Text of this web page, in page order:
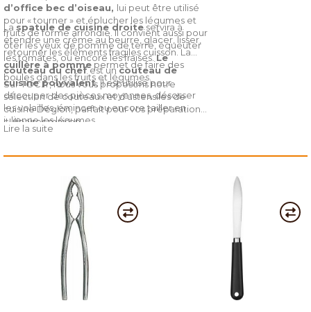
d’office bec d’oiseau, lui peut être utilisé
pour « tourner » et éplucher les légumes et
fruits de forme arrondie. Il convient aussi pour
ôter les yeux de pomme de terre, équeuter
les tomates, ou encore les fraises.Le
couteau du chefest uncouteau de
cuisine polyvalent, il est utilisé pour
découper des pièces moyennes, désosser
les volailles, émincer ou encore tailler en
julienne les légumes.
Laspatule de cuisine droiteservira à
étendre une crème au beurre, glacer, lisser,
retourner les éléments fragiles cuisson. La
cuillère à pommepermet de faire des
boules dans les fruits et légumes.
Sur TOC.fr, nous vous proposons notre
sélection de couteaux et d’ustensiles de
cuisine Déglon, parfait pour vos préparations
culinaires maison.
Lire la suite